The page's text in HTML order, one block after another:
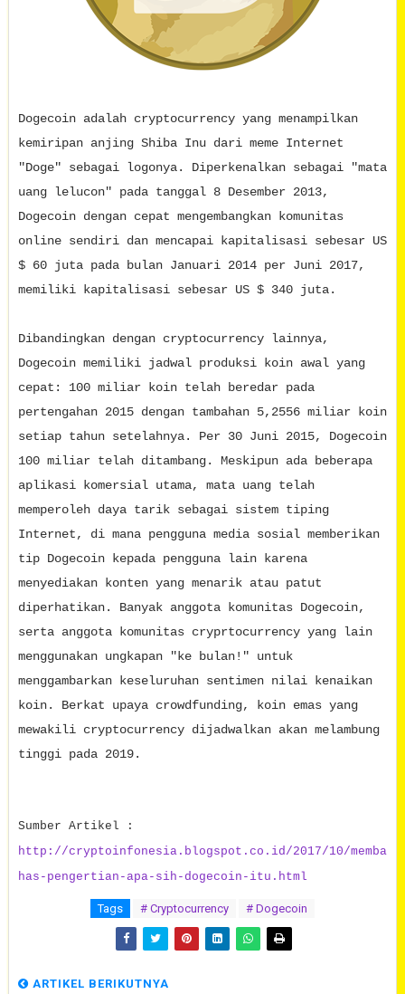
Dogecoin adalah cryptocurrency yang menampilkan
kemiripan anjing Shiba Inu dari meme Internet
"Doge" sebagai logonya. Diperkenalkan sebagai "mata
uang lelucon" pada tanggal 8 Desember 2013,
Dogecoin dengan cepat mengembangkan komunitas
online sendiri dan mencapai kapitalisasi sebesar US
$ 60 juta pada bulan Januari 2014 per Juni 2017,
memiliki kapitalisasi sebesar US $ 340 juta.
Dibandingkan dengan cryptocurrency lainnya,
Dogecoin memiliki jadwal produksi koin awal yang
cepat: 100 miliar koin telah beredar pada
pertengahan 2015 dengan tambahan 5,2556 miliar koin
setiap tahun setelahnya. Per 30 Juni 2015, Dogecoin
100 miliar telah ditambang. Meskipun ada beberapa
aplikasi komersial utama, mata uang telah
memperoleh daya tarik sebagai sistem tiping
Internet, di mana pengguna media sosial memberikan
tip Dogecoin kepada pengguna lain karena
menyediakan konten yang menarik atau patut
diperhatikan. Banyak anggota komunitas Dogecoin,
serta anggota komunitas cryprtocurrency yang lain
menggunakan ungkapan "ke bulan!" untuk
menggambarkan keseluruhan sentimen nilai kenaikan
koin. Berkat upaya crowdfunding, koin emas yang
mewakili cryptocurrency dijadwalkan akan melambung
tinggi pada 2019.
Sumber Artikel :
http://cryptoinfonesia.blogspot.co.id/2017/10/memba
has-pengertian-apa-sih-dogecoin-itu.html
Tags # Cryptocurrency # Dogecoin
ARTIKEL BERIKUTNYA